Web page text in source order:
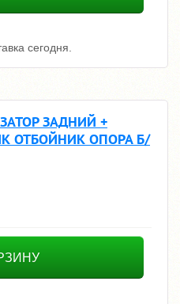
сегодня.
ЗАДНИЙ +
ОТБОЙНИК ОПОРА Б/